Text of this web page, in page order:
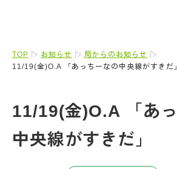
TOP お知らせ
局からのお知らせ
11/19(金)O.A 「あっちーなの中央線がすきだ」
11/19(金)O.A 「あ
中央線がすきだ」